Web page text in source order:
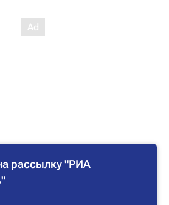
рассылку "РИА